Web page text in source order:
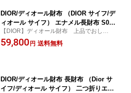
DIOR/ディオール財布 （DIOR サイフ/デ
ィオール サイフ） エナメル長財布 S00
16PEML-335U DIOR 【新作人気モデ
ル】【円高還元セール】【YDKG-k】
【DIOR】ディオール財布 上品でおしゃれ
なワインカラーの長財布。★新作人気モデ
ル★ 【DIOR サイフ/ディオール サイフ】
59,800 円 送料無料
DIOR/ディオール財布 長財布 （Dior サ
イフ/ディオール サイフ） 二つ折りエナ